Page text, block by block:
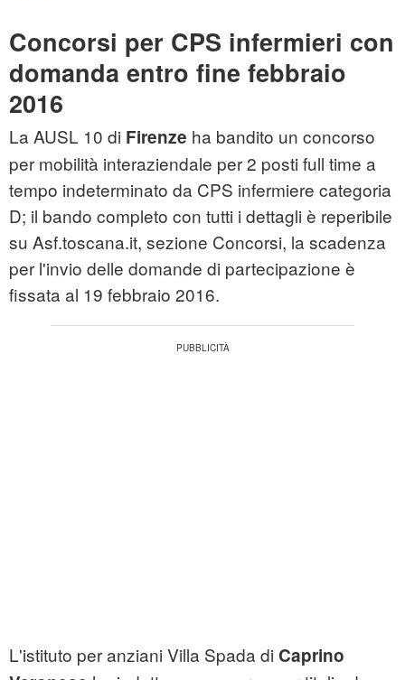
Concorsi per CPS infermieri con
domanda entro fine febbraio
2016
La AUSL 10 di Firenze ha bandito un concorso
per mobilità interaziendale per 2 posti full time a
tempo indeterminato da CPS infermiere categoria
D; il bando completo con tutti i dettagli è reperibile
su Asf.toscana.it, sezione Concorsi, la scadenza
per l'invio delle domande di partecipazione è
fissata al 19 febbraio 2016.
L'istituto per anziani Villa Spada di Caprino